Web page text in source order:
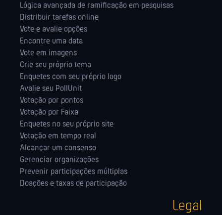
Lógica avançada de ramificação em pesquisas
Distribuir tarefas online
Vote e avalie opções
Encontre uma data
Vote em imagens
Crie seu próprio tema
Enquetes com seu próprio logo
Avalie seu PollUnit
Votação por pontos
Votação por Faixa
Enquetes no seu próprio site
Votação em tempo real
Alcançar um consenso
Gerenciar organizações
Prevenir participações múltiplas
Doações e taxas de participação
Legal